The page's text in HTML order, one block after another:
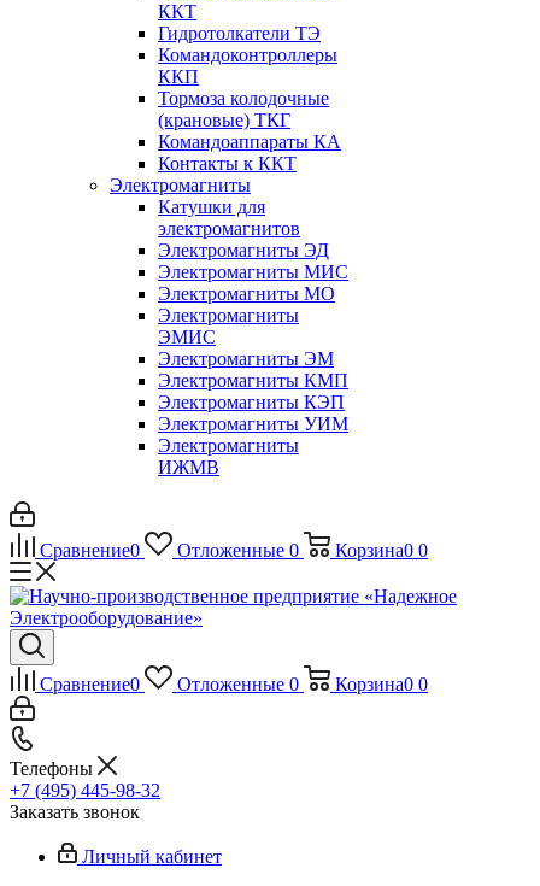
ККТ
Гидротолкатели ТЭ
Командоконтроллеры
ККП
Тормоза колодочные
(крановые) ТКГ
Командоаппараты КА
Контакты к ККТ
Электромагниты
Катушки для
электромагнитов
Электромагниты ЭД
Электромагниты МИС
Электромагниты МО
Электромагниты
ЭМИС
Электромагниты ЭМ
Электромагниты КМП
Электромагниты КЭП
Электромагниты УИМ
Электромагниты
ИЖМВ
Сравнение0 Отложенные 0 Корзина0 0
Сравнение0 Отложенные 0 Корзина0 0
Телефоны
+7 (495) 445-98-32
Заказать звонок
Личный кабинет